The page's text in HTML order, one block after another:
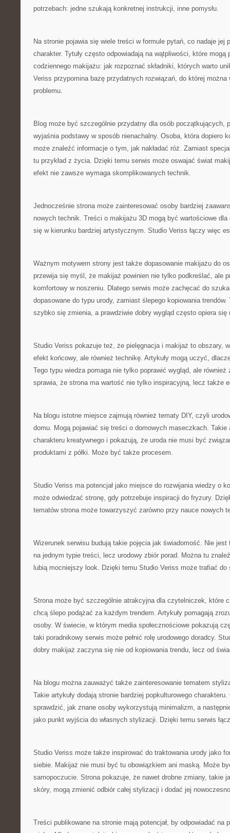
potrzebach: jedne szukają konkretnej instrukcji, inne pomysłu.
Na stronie pojawia się wiele treści w formule pytań, co nadaje jej
charakter. Tytuły często odpowiadają na wątpliwości, które mogą
codziennego makijażu: jak rozpoznać składniki, których warto
Veriss przypomina bazę przydatnych rozwiązań, do której można
problemu.
Blog może być szczególnie przydatny dla osób początkujących,
wyjaśnia podstawy w sposób nienachalny. Osoba, która dopiero
może znaleźć informacje o tym, jak nakładać róż. Zamiast
tu przykład z życia. Dzięki temu serwis może oswajać świat
efekt nie zawsze wymaga skomplikowanych technik.
Jednocześnie strona może zainteresować osoby bardziej
nowych technik. Treści o makijażu 3D mogą być wartościowe
się w kierunku bardziej artystycznym. Studio Veriss łączy więc
Ważnym motywem strony jest także dopasowanie makijażu do
przewija się myśl, że makijaż powinien nie tylko podkreślać, ale
komfortowy w noszeniu. Dlatego serwis może zachęcać do
dopasowane do typu urody, zamiast ślepego kopiowania
szybko się zmienia, a prawdziwie dobry wygląd często opiera się
Studio Veriss pokazuje też, że pielęgnacja i makijaż to obszary,
efekt końcowy, ale również technikę. Artykuły mogą uczyć,
Tego typu wiedza pomaga nie tylko poprawić wygląd, ale również
sprawia, że strona ma wartość nie tylko inspiracyjną, lecz także
Na blogu istotne miejsce zajmują również tematy DIY, czyli
domu. Mogą pojawiać się treści o domowych maseczkach. Takie
charakteru kreatywnego i pokazują, że uroda nie musi być
produktami z półki. Może być także procesem.
Studio Veriss ma potencjał jako miejsce do rozwijania wiedzy o
może odwiedzać stronę, gdy potrzebuje inspiracji do fryzury.
tematów strona może towarzyszyć zarówno przy nauce nowych
Wizerunek serwisu budują takie pojęcia jak świadomość. Nie jest
na jednym typie treści, lecz urodowy zbiór porad. Można tu
lubią mocniejszy look. Dzięki temu Studio Veriss może trafiać do
Strona może być szczególnie atrakcyjna dla czytelniczek, które
chcą ślepo podążać za każdym trendem. Artykuły pomagają
osoby. W świecie, w którym media społecznościowe pokazują
taki poradnikowy serwis może pełnić rolę urodowego doradcy.
dobry makijaż zaczyna się nie od kopiowania trendu, lecz od
Na blogu można zauważyć także zainteresowanie tematem
Takie artykuły dodają stronie bardziej popkulturowego
sprawdzić, jak znane osoby wykorzystują minimalizm, a
jako punkt wyjścia do własnych stylizacji. Dzięki temu serwis
Studio Veriss może także inspirować do traktowania urody jako
siebie. Makijaż nie musi być tu obowiązkiem ani maską. Może
samopoczucie. Strona pokazuje, że nawet drobne zmiany, takie
skóry, mogą zmienić odbiór całej stylizacji i dodać jej
Treści publikowane na stronie mają potencjał, by odpowiadać na